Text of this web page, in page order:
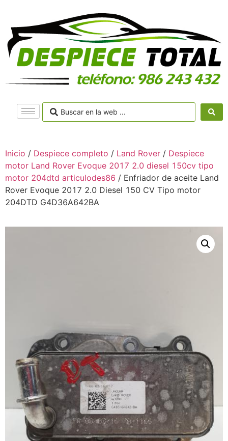
Inicio / Despiece completo / Land Rover / Despiece
motor Land Rover Evoque 2017 2.0 diesel 150cv tipo
motor 204dtd articulodes86 / Enfriador de aceite Land
Rover Evoque 2017 2.0 Diesel 150 CV Tipo motor
204DTD G4D36A642BA